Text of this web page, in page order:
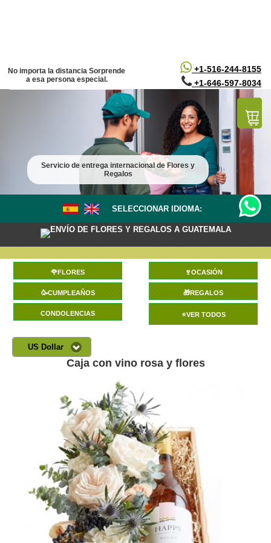
+1-516-244-8155
+1-646-597-8034
No importa la distancia Sorprende
a esa persona especial.
Servicio de entrega internacional de Flores y
Regalos
SELECCIONAR IDIOMA:
ENVÍO DE FLORES Y REGALOS A GUATEMALA
🌹FLORES 🍷OCASIÓN
🥳CUMPLEAÑOS 🎁REGALOS
CONDOLENCIAS ⭐VER TODOS
US Dollar
Caja con vino rosa y flores